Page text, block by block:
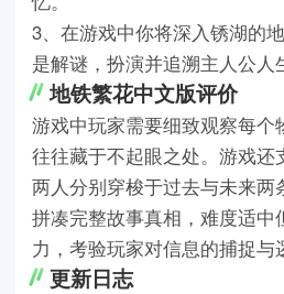
3、在游戏中你将深入锈湖的
是解谜，扮演并追溯主人公人
地铁繁花中文版评价
游戏中玩家需要细致观察每个
往往藏于不起眼之处。游戏还
两人分别穿梭于过去与未来两
拼凑完整故事真相，难度适中
力，考验玩家对信息的捕捉与
更新日志